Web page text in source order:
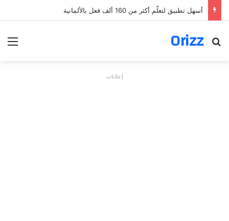
أسهل تطبيق لتعلّم أكثر من 160 ألف فعل بالألمانية
Orizz
بحث عن
إعلانات